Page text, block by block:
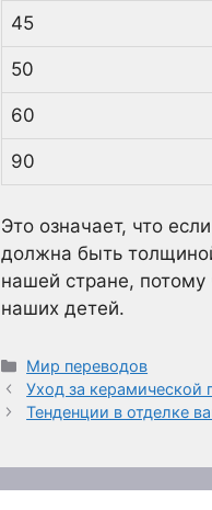
45
50
60
90
Это означает, что
должна быть
нашей стране, потому
наших детей.
Рубрики
Мир переводов
Уход за керамической
Тенденции в отделке